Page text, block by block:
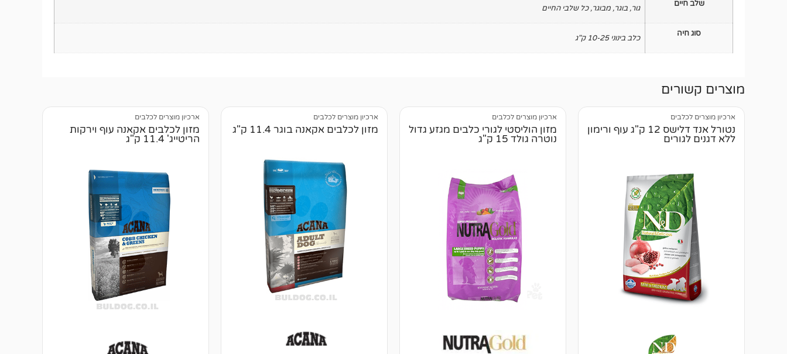
שלב חיים גור, בוגר, מבוגר,כל שלבי החיים
סוג חיה כלב בינוני 10-25 ק"ג
מוצרים קשורים
ארכיון מוצרים לכלבים
נטורל אנד דלישס 12 ק"ג עוף ורימון
ללא דגנים לגורים
ארכיון מוצרים לכלבים
מזון הוליסטי לגורי כלבים מגזע גדול
נוטרה גולד 15 ק"ג
ארכיון מוצרים לכלבים
מזון לכלבים אקאנה בוגר 11.4 ק"ג
ארכיון מוצרים לכלבים
מזון לכלבים אקאנה עוף וירקות
הריטייג' 11.4 ק"ג